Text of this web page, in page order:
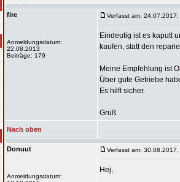
fire
Anmeldungsdatum:
22.08.2013
Beiträge: 179
Verfasst am:
Eindeutig ist es kaputt
kaufen, statt den
Meine Empfehlung ist
Über gute Getriebe
Es hilft sicher.
Grüß
Nach oben
Donuut
Anmeldungsdatum:
Verfasst am:
Hej,